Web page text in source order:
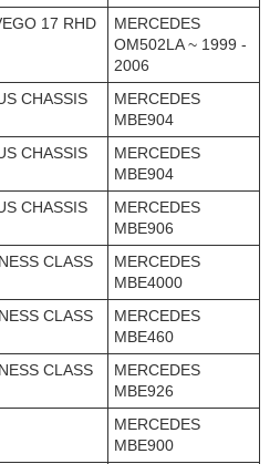
17 RHD
MERCEDES
OM502LA ~ 1999 -
2006
CHASSIS
MERCEDES
MBE904
CHASSIS
MERCEDES
MBE904
CHASSIS
MERCEDES
MBE906
CLASS
MERCEDES
MBE4000
CLASS
MERCEDES
MBE460
CLASS
MERCEDES
MBE926
MERCEDES
MBE900